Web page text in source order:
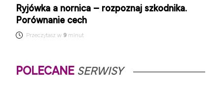
Ryjówka a nornica – rozpoznaj szkodnika.
Porównanie cech
Przeczytasz w 9 minut
POLECANE SERWISY